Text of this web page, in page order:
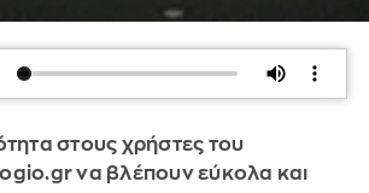
στους χρήστες του
να βλέπουν εύκολα και